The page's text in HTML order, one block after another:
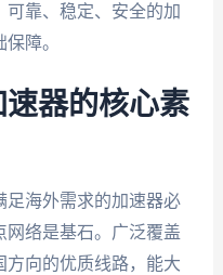
靠、稳定、安全的加
障。
器的核心素
足海外需求的加速器必
网络是基石。广泛覆盖
方向的优质线路，能大